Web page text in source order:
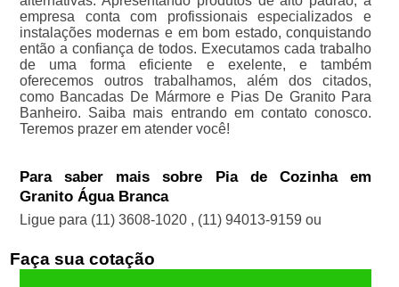
empresa conta com profissionais especializados e
instalações modernas e em bom estado, conquistando
então a confiança de todos. Executamos cada trabalho
de uma forma eficiente e exelente, e também
oferecemos outros trabalhamos, além dos citados,
como Bancadas De Mármore e Pias De Granito Para
Banheiro. Saiba mais entrando em contato conosco.
Teremos prazer em atender você!
Para saber mais sobre Pia de Cozinha em
Granito Água Branca
Ligue para (11) 3608-1020 , (11) 94013-9159 ou
Faça sua cotação